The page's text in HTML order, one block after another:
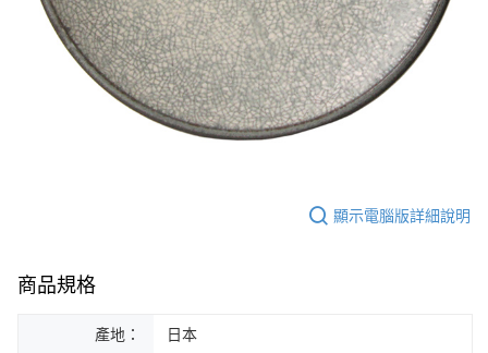
顯示電腦版詳細說明
商品規格
產地： 日本